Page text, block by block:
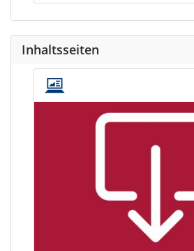
Inhaltsseiten